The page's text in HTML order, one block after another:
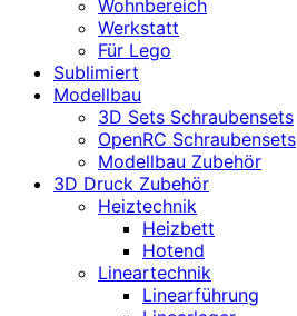
Wohnbereich
Werkstatt
Für Lego
Sublimiert
Modellbau
3D Sets Schraubensets
OpenRC Schraubensets
Modellbau Zubehör
3D Druck Zubehör
Heiztechnik
Heizbett
Hotend
Lineartechnik
Linearführung